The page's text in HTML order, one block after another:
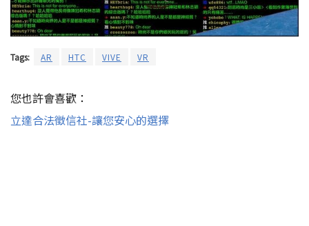
Tags: AR HTC VIVE VR
您也許會喜歡：
立達合法徵信社-讓您安心的選擇